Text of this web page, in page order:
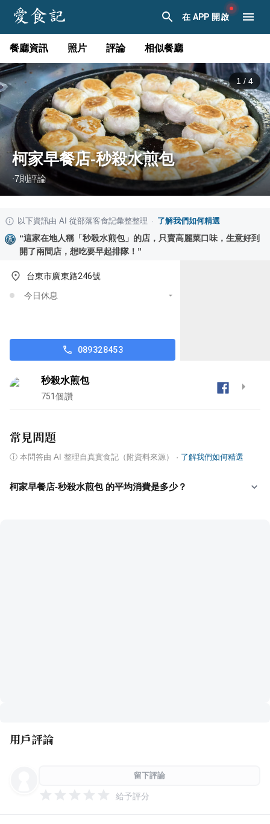
在 APP 開啟
餐廳資訊 照片 評論 相似餐廳
1 / 4
柯家早餐店-秒殺水煎包
·7則評論
以下資訊由 AI 從部落客食記彙整整理 · 了解我們如何精選
“這家在地人稱「秒殺水煎包」的店，只賣高麗菜口味，生意好到
開了兩間店，想吃要早起排隊！ ”
台東市廣東路246號
今日休息
089328453
秒殺水煎包
751個讚
常見問題
ⓘ 本問答由 AI 整理自真實食記（附資料來源） · 了解我們如何精選
柯家早餐店-秒殺水煎包 的平均消費是多少？
用戶評論
留下評論
給予評分